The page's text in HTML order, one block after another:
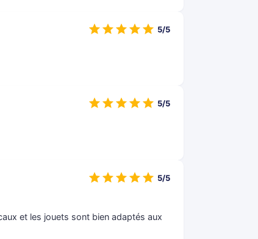
5/5
5/5
et les jouets sont bien adaptés aux
5/5